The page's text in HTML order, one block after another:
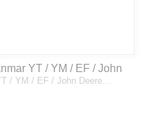
YT / YM / EF / John
/ YM / EF / John Deere…